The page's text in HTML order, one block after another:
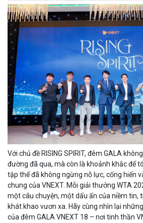
Với chủ đề RISING SPIRIT, đêm GALA
đường đã qua, mà còn là khoảnh khắc để
tập thể đã không ngừng nỗ lực, cống hiến
chung của VNEXT. Mỗi giải thưởng WTA
một câu chuyện, một dấu ấn của niềm tin,
khát khao vươn xa. Hãy cùng nhìn lại
của đêm GALA VNEXT 18 – nơi tinh thần